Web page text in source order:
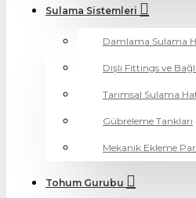
Sulama Sistemleri
Damlama Sulama
Dişli Fittings ve
Tarımsal Sulama
Gübreleme Tankları
Mekanik Ekleme
Tohum Gurubu